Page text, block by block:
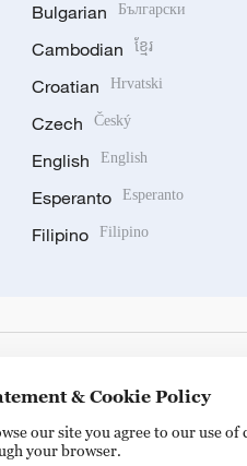
Bulgarian Български
Cambodian ខ្មែរ
Croatian Hrvatski
Czech Český
English English
Esperanto Esperanto
Filipino Filipino
& Cookie Policy
our site you agree to our use of
your browser.